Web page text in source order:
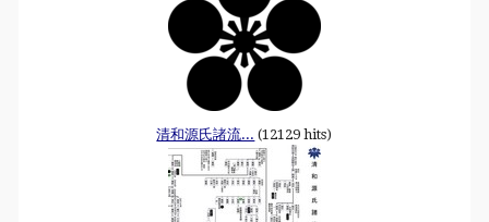
清和源氏諸流... (12129 hits)